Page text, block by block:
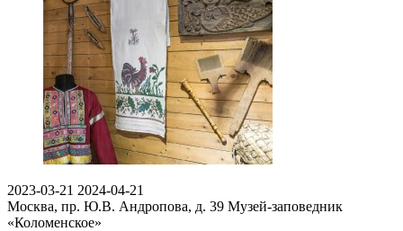
2023-03-21 2024-04-21
Москва, пр. Ю.В. Андропова, д. 39 Музей-заповедник
«Коломенское»